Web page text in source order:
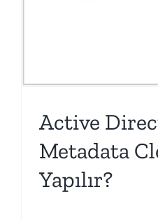
Active
Metadata
Yapılır?